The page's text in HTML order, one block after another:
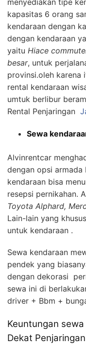
kapasitas 6 orang
kendaraan dengan
dengan kendaraan
yaitu Hiace
besar, untuk
provinsi.oleh karena
rental kendaraan
umtuk berlibur
Rental Penjaringan
Sewa
Alvinrentcar
dengan opsi armada
kendaraan bisa
resepsi pernikahan.
Toyota Alphard,
Lain-lain yang
untuk kendaraan .
Sewa kendaraan
pendek yang
dengan dekorasi
sewa ini di
driver + Bbm +
Keuntungan
Dekat